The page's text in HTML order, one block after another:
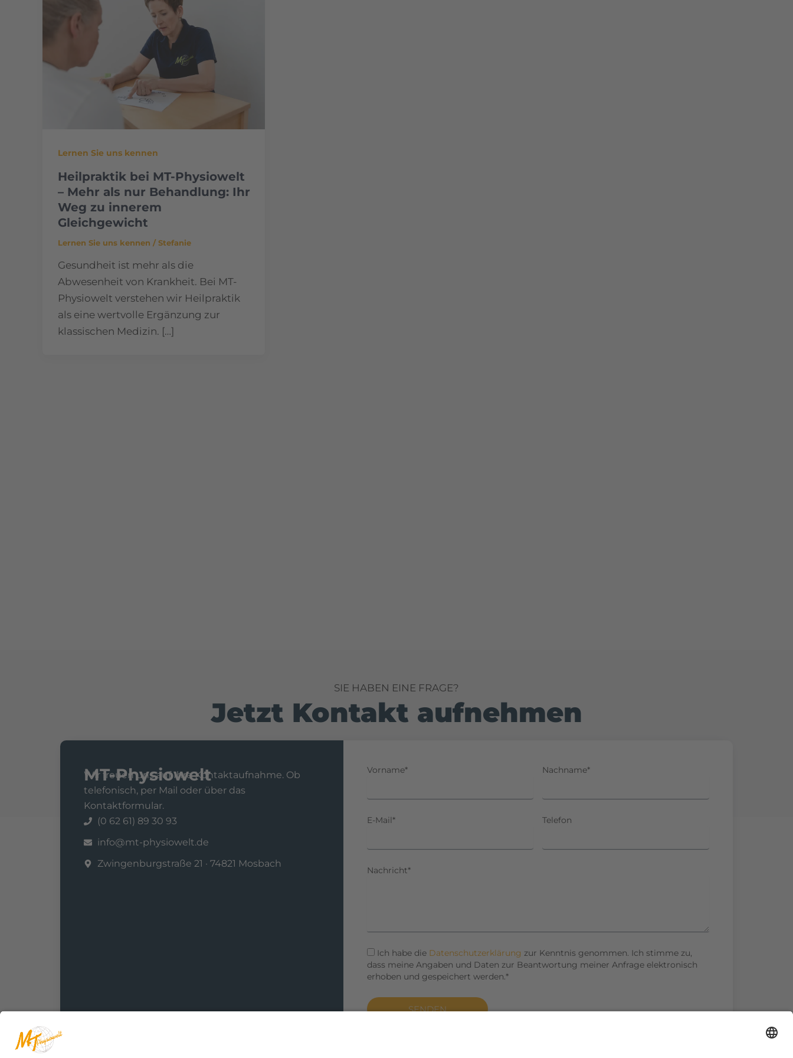
Lernen Sie uns kennen
Heilpraktik bei MT-Physiowelt
– Mehr als nur Behandlung: Ihr
Weg zu innerem
Gleichgewicht
Lernen Sie uns kennen /Stefanie
Gesundheit ist mehr als die
Abwesenheit von Krankheit. Bei MT-
Physiowelt verstehen wir Heilpraktik
als eine wertvolle Ergänzung zur
klassischen Medizin. […]
SIE HABEN EINE FRAGE?
Jetzt Kontakt aufnehmen
MT-Physiowelt
Wir freuen uns auf Ihre Kontaktaufnahme. Ob
telefonisch, per Mail oder über das
Kontaktformular.
(0 62 61) 89 30 93
info@mt-physiowelt.de
Zwingenburg­straße 21 · 74821 Mosbach
Vorname* Nachname*
E-Mail* Telefon
Nachricht*
Ich habe die Datenschutzerklärung zur Kenntnis genommen. Ich stimme zu,
dass meine Angaben und Daten zur Beantwortung meiner Anfrage elektronisch
erhoben und gespeichert werden.*
SENDEN